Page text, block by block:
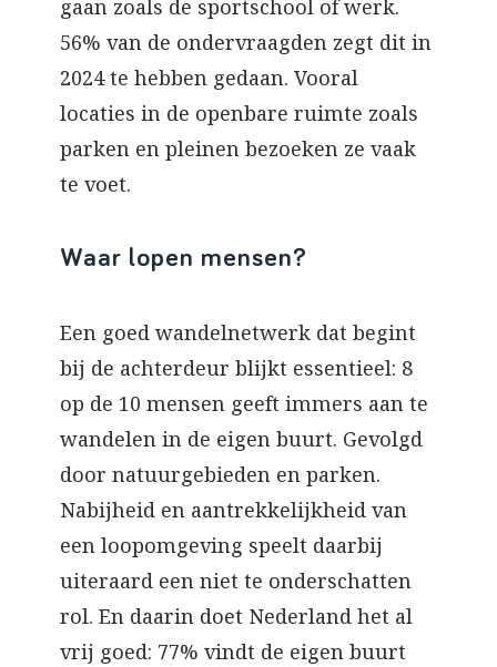
gaan zoals de sportschool of werk.
56% van de ondervraagden zegt dit in
2024 te hebben gedaan. Vooral
locaties in de openbare ruimte zoals
parken en pleinen bezoeken ze vaak
te voet.
Waar lopen mensen?
Een goed wandelnetwerk dat begint
bij de achterdeur blijkt essentieel: 8
op de 10 mensen geeft immers aan te
wandelen in de eigen buurt. Gevolgd
door natuurgebieden en parken.
Nabijheid en aantrekkelijkheid van
een loopomgeving speelt daarbij
uiteraard een niet te onderschatten
rol. En daarin doet Nederland het al
vrij goed: 77% vindt de eigen buurt